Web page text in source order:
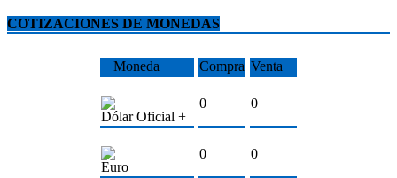
COTIZACIONES DE MONEDAS
Moneda Compra Venta
Dólar Oficial +
0 0
Euro
0 0